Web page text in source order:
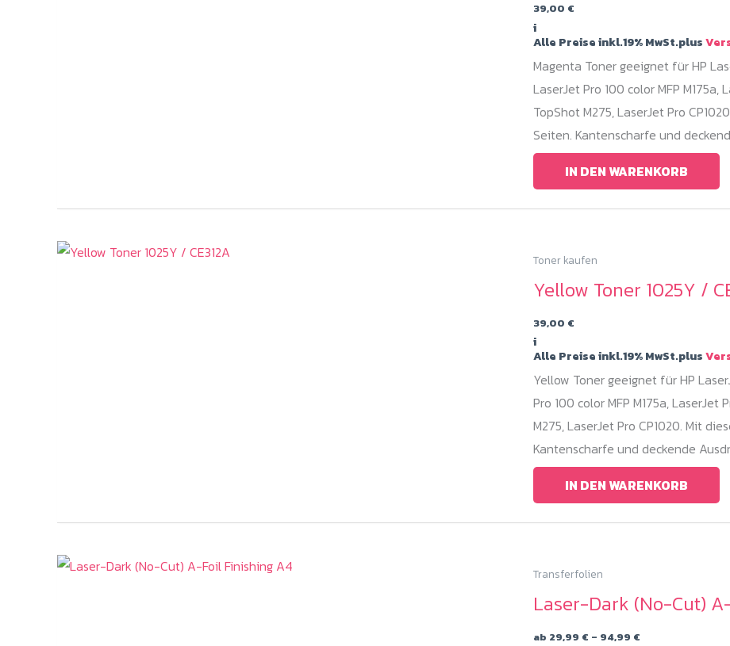
39,00 €
i
Alle Preise inkl.19% MwSt.plus
Magenta Toner geeignet für HP
LaserJet Pro 100 color MFP M175a,
TopShot M275, LaserJet Pro
Seiten. Kantenscharfe und
IN DEN WARENKORB
Toner kaufen
Yellow Toner 1025Y /
39,00 €
i
Alle Preise inkl.19% MwSt.plus
Yellow Toner geeignet für HP
Pro 100 color MFP M175a, LaserJet
M275, LaserJet Pro CP1020. Mit
Kantenscharfe und deckende
IN DEN WARENKORB
Transferfolien
Laser-Dark (No-Cut)
ab 29,99 € – 94,99 €